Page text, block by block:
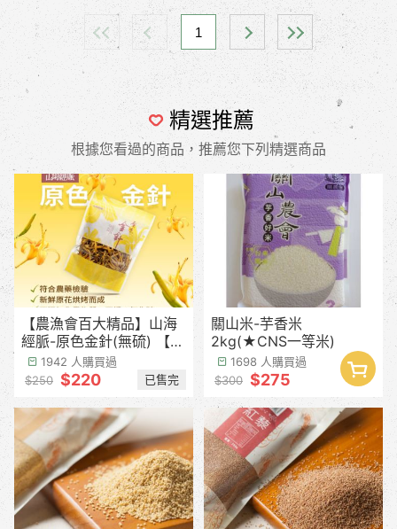
1
精選推薦
根據您看過的商品，推薦您下列精選商品
【農漁會百大精品】山海
經脈-原色金針(無硫) 【產
季預計8月中下旬】
1942 人購買過
$250 $220 已售完
關山米-芋香米
2kg(★CNS一等米)
1698 人購買過
$300 $275